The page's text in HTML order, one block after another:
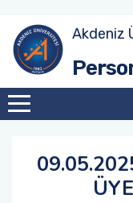
Akdeniz
Akademik Atama
Akademik
Müdürlüğü
İdari Personel Şube